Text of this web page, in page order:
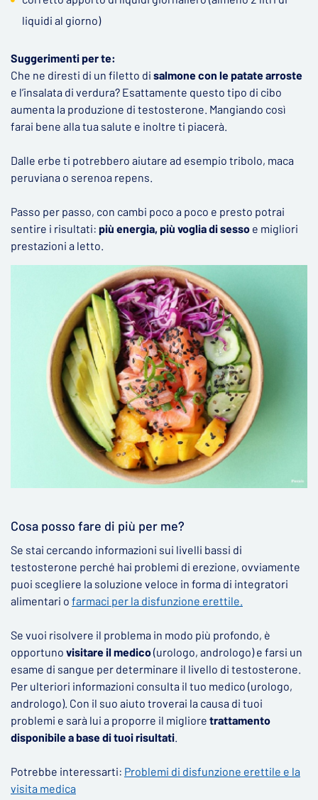
liquidi al giorno)
Suggerimenti per te:
Che ne diresti di un filetto di salmone con le patate arroste
e l’insalata di verdura? Esattamente questo tipo di cibo
aumenta la produzione di testosterone. Mangiando così
farai bene alla tua salute e inoltre ti piacerà.
Dalle erbe ti potrebbero aiutare ad esempio tribolo, maca
peruviana o serenoa repens.
Passo per passo, con cambi poco a poco e presto potrai
sentire i risultati: più energia, più voglia di sesso e migliori
prestazioni a letto.
Cosa posso fare di più per me?
Se stai cercando informazioni sui livelli bassi di
testosterone perché hai problemi di erezione, ovviamente
puoi scegliere la soluzione veloce in forma di integratori
alimentari o farmaci per la disfunzione erettile.
Se vuoi risolvere il problema in modo più profondo, è
opportuno visitare il medico(urologo, andrologo) e farsi un
esame di sangue per determinare il livello di testosterone.
Per ulteriori informazioni consulta il tuo medico (urologo,
andrologo). Con il suo aiuto troverai la causa di tuoi
problemi e sarà lui a proporre il migliore trattamento
disponibile a base di tuoi risultati
Potrebbe interessarti: Problemi di disfunzione erettile e la
visita medica